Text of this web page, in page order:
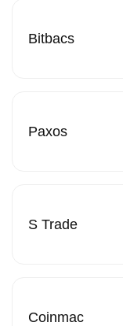
Bitbacs
Paxos
S Trade
Coinmac